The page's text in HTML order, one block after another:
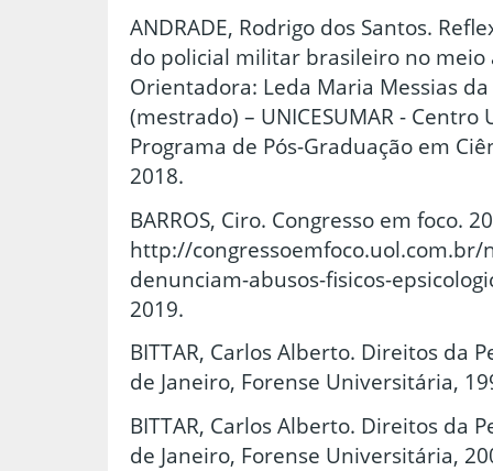
ANDRADE, Rodrigo dos Santos.
do policial militar brasileiro no
Orientadora: Leda Maria Messias
(mestrado) – UNICESUMAR -
Programa de Pós-Graduação em
2018.
BARROS, Ciro. Congresso em foco.
http://
denunciam-abusos-fisicos-
2019.
BITTAR, Carlos Alberto. Direitos da
de Janeiro, Forense Universitária,
BITTAR, Carlos Alberto. Direitos da
de Janeiro, Forense Universitária,